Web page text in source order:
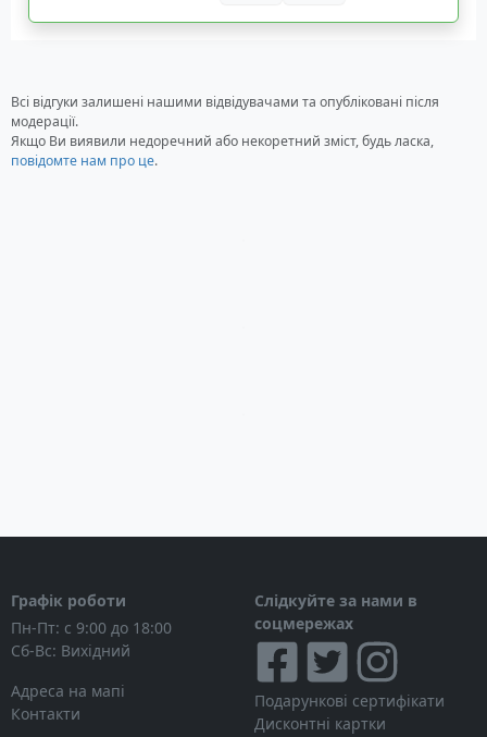
Всі відгуки залишені нашими відвідувачами та опубліковані після
модерації.
Якщо Ви виявили недоречний або некоретний зміст, будь ласка,
повідомте нам про це.
Графік роботи
Пн-Пт: с 9:00 до 18:00
Сб-Вс: Вихідний
Адреса на мапі
Контакти
Слідкуйте за нами в
соцмережах
Подарункові сертифікати
Дисконтні картки